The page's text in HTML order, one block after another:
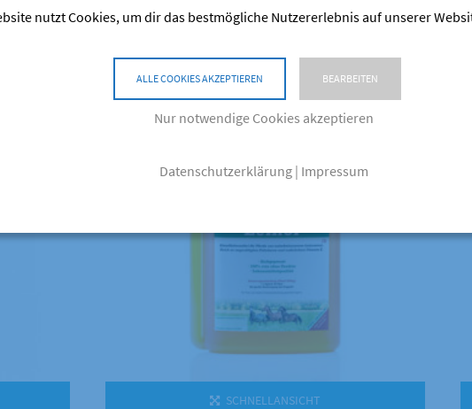
Dieses Produkt weist mehrere Varianten auf. Die Optionen können auf der Produktseite gewählt werden
SCHNELLANSICHT
nutzt Cookies, um dir das bestmögliche Nutzererlebnis auf unserer
ALLE COOKIES AKZEPTIEREN BEARBEITEN
Nur notwendige Cookies akzeptieren
Datenschutzerklärung | Impressum